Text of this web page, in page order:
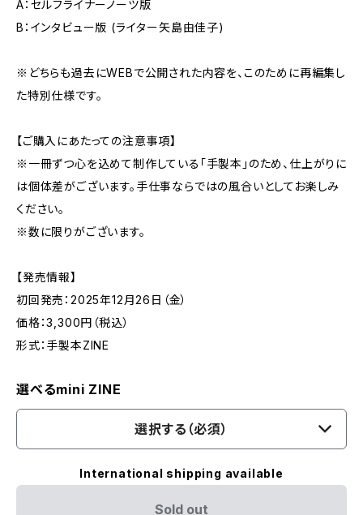
A：セルフライナーノーツ版
B：インタビュー版 (ライター矢島由佳子)
※どちらも過去にWEBで公開された内容を、このために再編集し
た特別仕様です。
【ご購入にあたっての注意事項】
※一冊ずつ心を込めて制作している「手製本」のため、仕上がりに
は個体差がございます。手仕事ならではの風合いとしてお楽しみ
ください。
※数に限りがございます。
【発売情報】
初回発売：2025年12月26日（金）
価格：3,300円（税込）
形式：手製本ZINE
選べるmini ZINE
選択する（必須）
International shipping available
Sold out